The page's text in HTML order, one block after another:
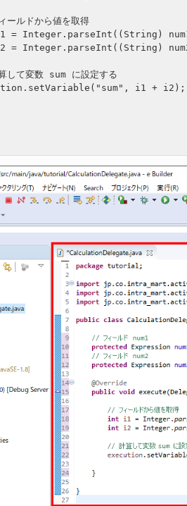
ルドから値を取得
= Integer.parseInt((String)
= Integer.parseInt((String)
て変数 sum に設定する
i1 + i2);